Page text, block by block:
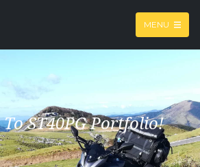
MENU
ST40PG Portfolio!